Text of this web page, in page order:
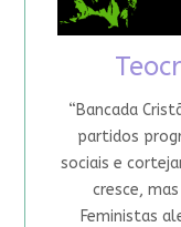
“Bancada
partidos
sociais e
cresce,
Feministas